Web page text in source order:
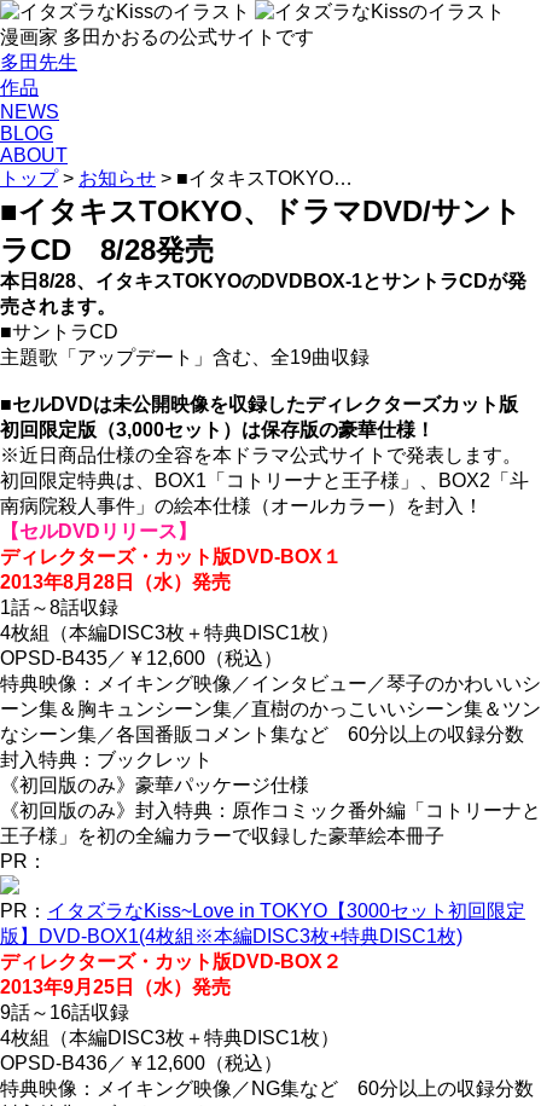
漫画家 多田かおるの公式サイトです
多田先生
作品
NEWS
BLOG
ABOUT
トップ> お知らせ > ■イタキスTOKYO…
■イタキスTOKYO、ドラマDVD/サント
ラCD 8/28発売
本日8/28、イタキスTOKYOのDVDBOX-1とサントラCDが発
売されます。
■サントラCD
主題歌「アップデート」含む、全19曲収録
■セルDVDは未公開映像を収録したディレクターズカット版
初回限定版（3,000セット）は保存版の豪華仕様！
※近日商品仕様の全容を本ドラマ公式サイトで発表します。
初回限定特典は、BOX1「コトリーナと王子様」、BOX2「斗
南病院殺人事件」の絵本仕様（オールカラー）を封入！
【セルDVDリリース】
ディレクターズ・カット版DVD-BOX１
2013年8月28日（水）発売
1話～8話収録
4枚組（本編DISC3枚＋特典DISC1枚）
OPSD-B435／￥12,600（税込）
特典映像：メイキング映像／インタビュー／琴子のかわいいシ
ーン集＆胸キュンシーン集／直樹のかっこいいシーン集＆ツン
なシーン集／各国番販コメント集など 60分以上の収録分数
封入特典：ブックレット
《初回版のみ》豪華パッケージ仕様
《初回版のみ》封入特典：原作コミック番外編「コトリーナと
王子様」を初の全編カラーで収録した豪華絵本冊子
PR：
PR： イタズラなKiss~Love in TOKYO【3000セット初回限定
版】DVD-BOX1(4枚組※本編DISC3枚+特典DISC1枚)
ディレクターズ・カット版DVD-BOX２
2013年9月25日（水）発売
9話～16話収録
4枚組（本編DISC3枚＋特典DISC1枚）
OPSD-B436／￥12,600（税込）
特典映像：メイキング映像／NG集など 60分以上の収録分数